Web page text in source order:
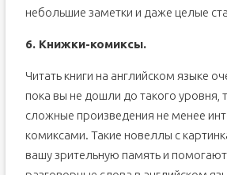
небольшие заметки и даже целые
6. Книжки-комиксы.
Читать книги на английском языке
пока вы не дошли до такого уровня,
сложные произведения не менее
комиксами. Такие новеллы с
вашу зрительную память и помогают